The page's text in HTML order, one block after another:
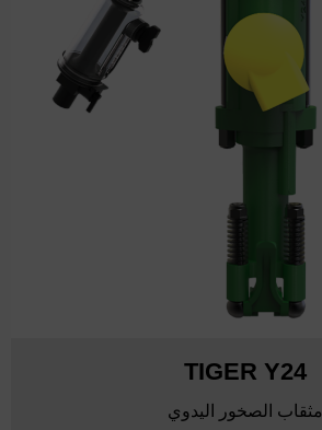
TIGER Y24
مثقاب الصخور اليدوي